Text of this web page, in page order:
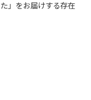
」をお届けする存在